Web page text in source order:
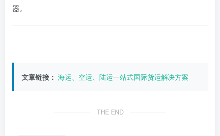
器。
文章链接： 海运、空运、陆运一站式国际货运解决方案
THE END